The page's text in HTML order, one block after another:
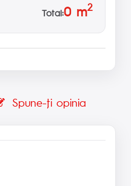
Total:0m2
Spune-ţi opinia